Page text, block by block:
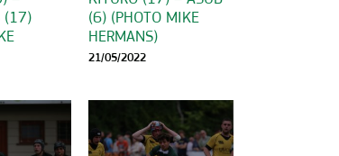
(17)
(6) (PHOTO MIKE
HERMANS)
21/05/2022